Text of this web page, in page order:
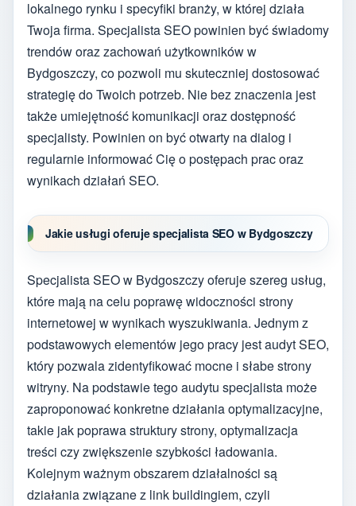
lokalnego rynku i specyfiki branży, w której działa
Twoja firma. Specjalista SEO powinien być świadomy
trendów oraz zachowań użytkowników w
Bydgoszczy, co pozwoli mu skuteczniej dostosować
strategię do Twoich potrzeb. Nie bez znaczenia jest
także umiejętność komunikacji oraz dostępność
specjalisty. Powinien on być otwarty na dialog i
regularnie informować Cię o postępach prac oraz
wynikach działań SEO.
Jakie usługi oferuje specjalista SEO w Bydgoszczy
Specjalista SEO w Bydgoszczy oferuje szereg usług,
które mają na celu poprawę widoczności strony
internetowej w wynikach wyszukiwania. Jednym z
podstawowych elementów jego pracy jest audyt SEO,
który pozwala zidentyfikować mocne i słabe strony
witryny. Na podstawie tego audytu specjalista może
zaproponować konkretne działania optymalizacyjne,
takie jak poprawa struktury strony, optymalizacja
treści czy zwiększenie szybkości ładowania.
Kolejnym ważnym obszarem działalności są
działania związane z link buildingiem, czyli